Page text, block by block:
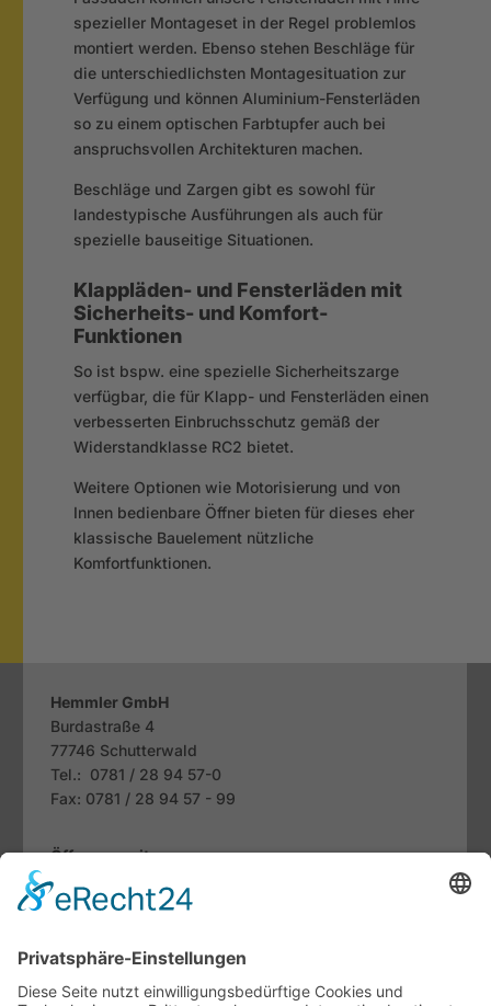
spezieller Montageset in der Regel problemlos
montiert werden. Ebenso stehen Beschläge für
die unterschiedlichsten Montagesituation zur
Verfügung und können Aluminium-Fensterläden
so zu einem optischen Farbtupfer auch bei
anspruchsvollen Architekturen machen.
Beschläge und Zargen gibt es sowohl für
landestypische Ausführungen als auch für
spezielle bauseitige Situationen.
Klappläden- und Fensterläden mit
Sicherheits- und Komfort-
Funktionen
So ist bspw. eine spezielle Sicherheitszarge
verfügbar, die für Klapp- und Fensterläden einen
verbesserten Einbruchsschutz gemäß der
Widerstandklasse RC2 bietet.
Weitere Optionen wie Motorisierung und von
Innen bedienbare Öffner bieten für dieses eher
klassische Bauelement nützliche
Komfortfunktionen.
Hemmler GmbH
Burdastraße 4
77746 Schutterwald
Tel.: 0781 / 28 94 57-0
Fax: 0781 / 28 94 57 - 99
Öffnungszeiten
Mo. bis Fr.:
07.30 - 12.00 Uhr
Sa: